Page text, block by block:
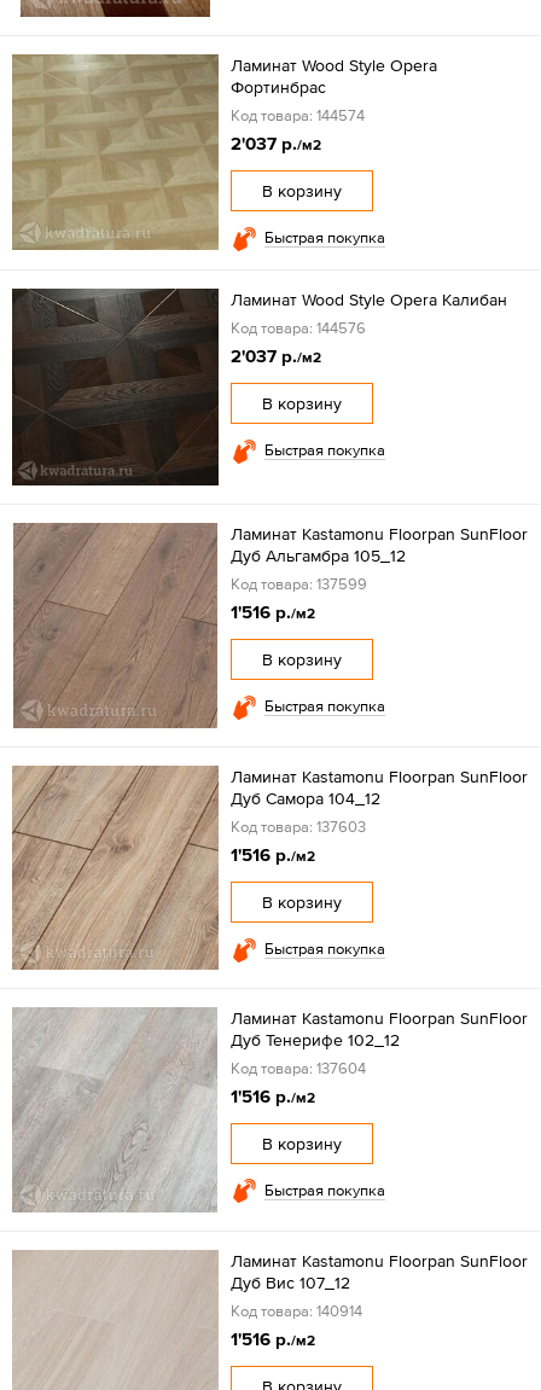
Ламинат Wood Style Opera
Фортинбрас
Код товара: 144574
2'037 р./м2
В корзину
Быстрая покупка
Ламинат Wood Style Opera Калибан
Код товара: 144576
2'037 р./м2
В корзину
Быстрая покупка
Ламинат Kastamonu Floorpan SunFloor
Дуб Альгамбра 105_12
Код товара: 137599
1'516 р./м2
В корзину
Быстрая покупка
Ламинат Kastamonu Floorpan SunFloor
Дуб Самора 104_12
Код товара: 137603
1'516 р./м2
В корзину
Быстрая покупка
Ламинат Kastamonu Floorpan SunFloor
Дуб Тенерифе 102_12
Код товара: 137604
1'516 р./м2
В корзину
Быстрая покупка
Ламинат Kastamonu Floorpan SunFloor
Дуб Вис 107_12
Код товара: 140914
1'516 р./м2
В корзину